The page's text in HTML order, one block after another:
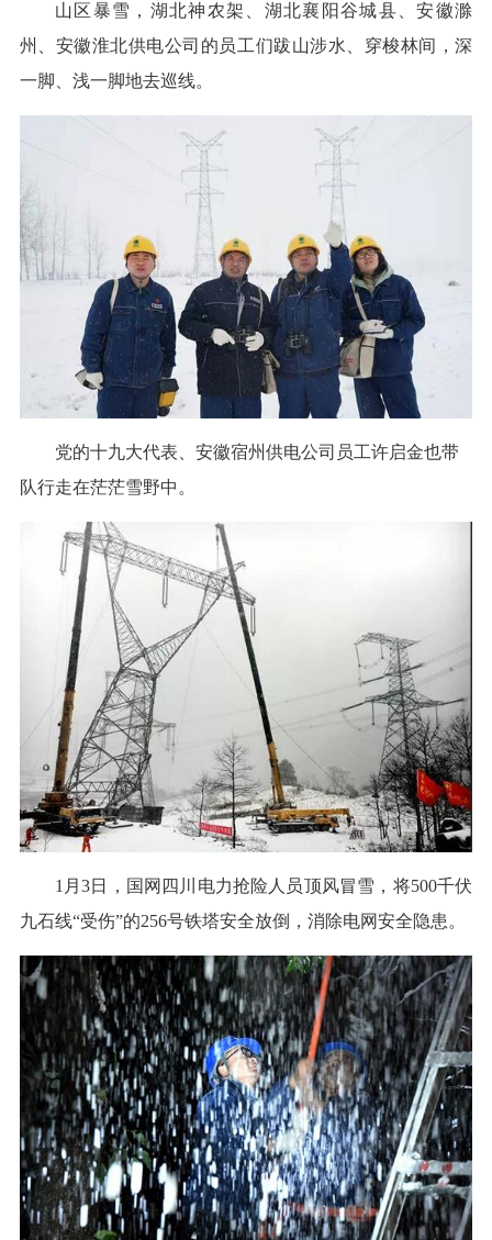
山区暴雪，湖北神农架、湖北襄阳谷城县、安徽滁
州、安徽淮北供电公司的员工们跋山涉水、穿梭林间，深
一脚、浅一脚地去巡线。
党的十九大代表、安徽宿州供电公司员工许启金也带
队行走在茫茫雪野中。
1月3日，国网四川电力抢险人员顶风冒雪，将500千伏
九石线“受伤”的256号铁塔安全放倒，消除电网安全隐患。